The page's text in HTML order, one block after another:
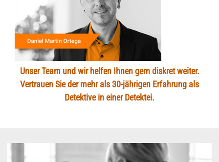
Unser Team und wir helfen Ihnen gern diskret weiter.
Vertrauen Sie der mehr als 30-jährigen Erfahrung als
Detektive in einer Detektei.